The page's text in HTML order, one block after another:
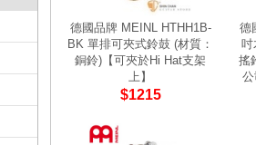
德國品牌 MEINL HTHH1B-
BK 單排可夾式鈴鼓 (材質：
銅鈴)【可夾於Hi Hat支架
上】
$1215
德
吋
搖